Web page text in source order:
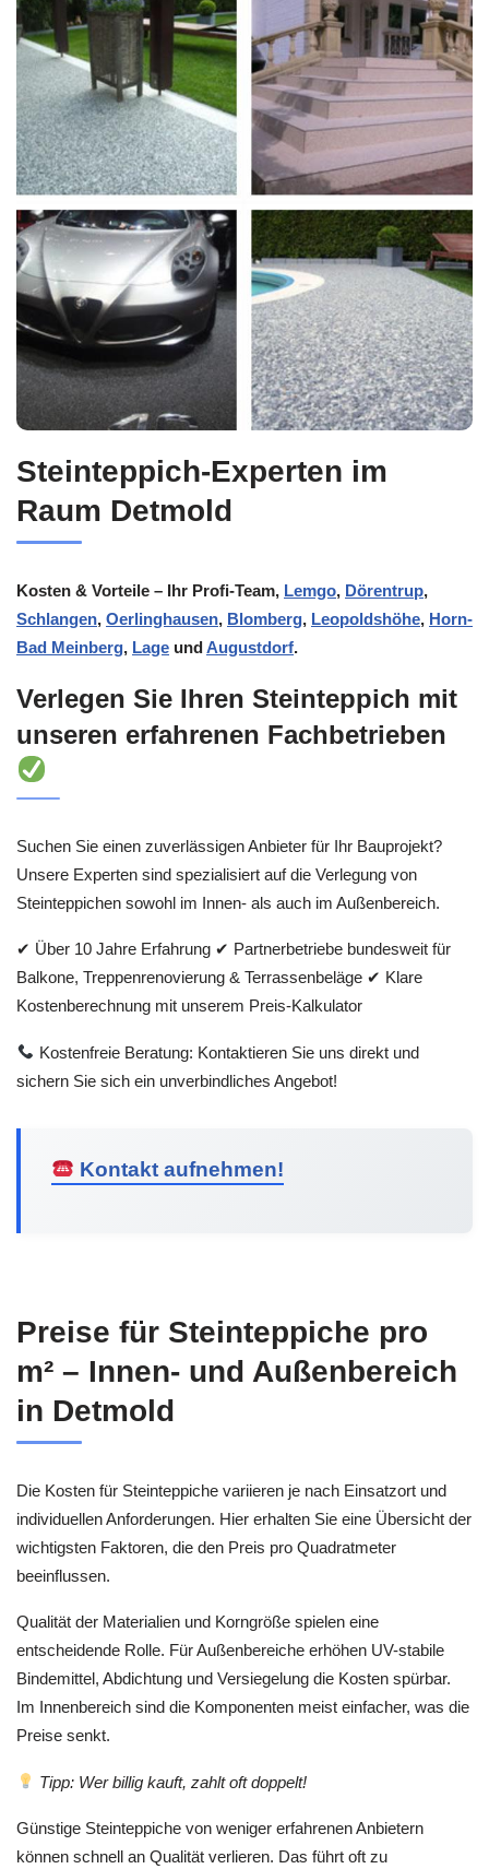
Steinteppich-Experten im
Raum Detmold
Kosten & Vorteile – Ihr Profi-Team, Lemgo, Dörentrup,
Schlangen, Oerlinghausen, Blomberg, Leopoldshöhe, Horn-
Bad Meinberg, Lage undAugustdorf.
Verlegen Sie Ihren Steinteppich mit
unseren erfahrenen Fachbetrieben
Suchen Sie einen zuverlässigen Anbieter für Ihr Bauprojekt?
Unsere Experten sind spezialisiert auf die Verlegung von
Steinteppichen sowohl im Innen- als auch im Außenbereich.
✔ Über 10 Jahre Erfahrung ✔ Partnerbetriebe bundesweit für
Balkone, Treppenrenovierung & Terrassenbeläge ✔ Klare
Kostenberechnung mit unserem Preis-Kalkulator
Kostenfreie Beratung: Kontaktieren Sie uns direkt und
sichern Sie sich ein unverbindliches Angebot!
Kontakt aufnehmen!
Preise für Steinteppiche pro
m² – Innen- und Außenbereich
in Detmold
Die Kosten für Steinteppiche variieren je nach Einsatzort und
individuellen Anforderungen. Hier erhalten Sie eine Übersicht der
wichtigsten Faktoren, die den Preis pro Quadratmeter
beeinflussen.
Qualität der Materialien und Korngröße spielen eine
entscheidende Rolle. Für Außenbereiche erhöhen UV-stabile
Bindemittel, Abdichtung und Versiegelung die Kosten spürbar.
Im Innenbereich sind die Komponenten meist einfacher, was die
Preise senkt.
Tipp: Wer billig kauft, zahlt oft doppelt!
Günstige Steinteppiche von weniger erfahrenen Anbietern
können schnell an Qualität verlieren. Das führt oft zu